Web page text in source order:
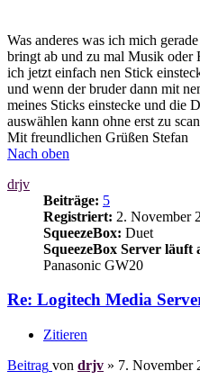
Was anderes was ich mich
bringt ab und zu mal Musik
ich jetzt einfach nen Stick
und wenn der bruder dann mit
meines Sticks einstecke und die
auswählen kann ohne erst zu
Mit freundlichen Grüßen Stefan
Nach oben
drjv
Beiträge: 5
Registriert: 2. November
SqueezeBox: Duet
SqueezeBox Server läuft
Panasonic GW20
Re: Logitech Media
Zitieren
Beitrag von drjv » 7. November